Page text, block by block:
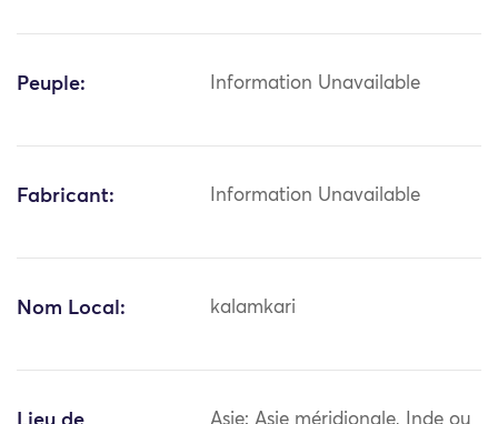
Peuple: Information Unavailable
Fabricant: Information Unavailable
Nom Local: kalamkari